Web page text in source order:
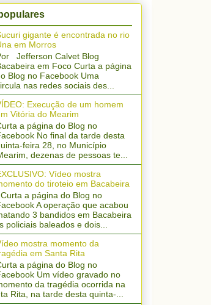
gigante é encontrada no rio
em Morros
Jefferson Calvet Blog
em Foco Curta a página
Blog no Facebook Uma
nas redes sociais des...
Execução de um homem
Vitória do Mearim
a página do Blog no
No final da tarde desta
feira 28, no Município
dezenas de pessoas te...
Vídeo mostra
do tiroteio em Bacabeira
Curta a página do Blog no
A operação que acabou
3 bandidos em Bacabeira
policiais baleados e dois...
mostra momento da
em Santa Rita
a página do Blog no
Um vídeo gravado no
da tragédia ocorrida na
Rita, na tarde desta quinta-...